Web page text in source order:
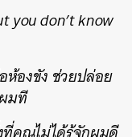
you don’t know
ห้องขัง ช่วยปล่อย
มที